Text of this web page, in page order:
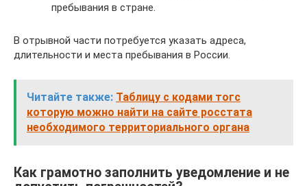
пребывания в стране.
В отрывной части потребуется указать адреса,
длительности и места пребывания в России.
Читайте также: Таблицу с кодами тогс
которую можно найти на сайте росстата
необходимого территориального органа
Как грамотно заполнить уведомление и не